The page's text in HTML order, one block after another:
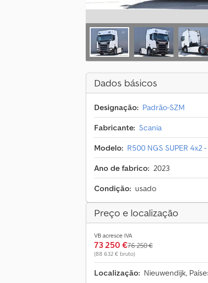
Dados básicos
Designação: Padrão-SZM
Fabricante: Scania
Modelo: R500 NGS SUPER 4x2
Ano de fabrico: 2023
Condição: usado
Preço e localização
VB acresce IVA
73 250 €76 250 €
(88 632 € bruto)
Localização: Nieuwendijk,